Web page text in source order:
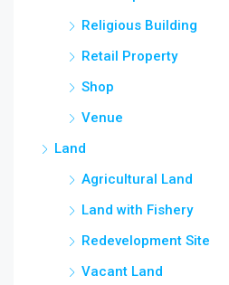
Religious Building
Retail Property
Shop
Venue
Land
Agricultural Land
Land with Fishery
Redevelopment Site
Vacant Land